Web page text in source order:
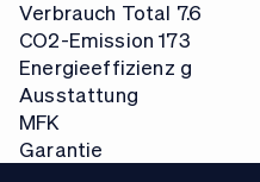
Verbrauch Total 7.6
CO2-Emission 173
Energieeffizienz g
Ausstattung
Optional Equipment
Nein
MFK
MFK
Garantie